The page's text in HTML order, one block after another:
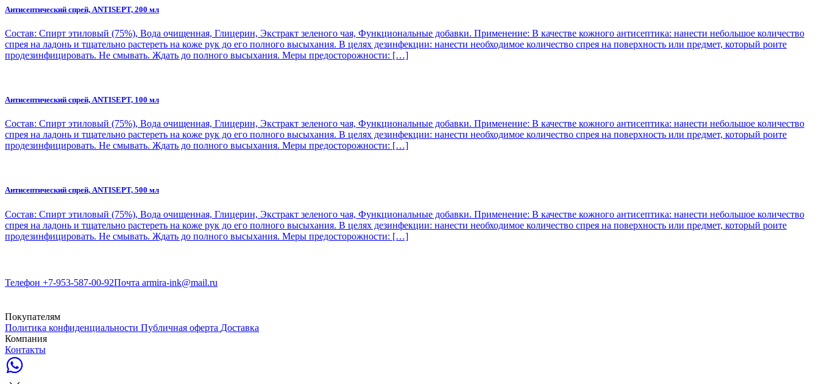
Антисептический спрей, ANTISEPT, 200 мл
Состав: Спирт этиловый (75%), Вода очищенная, Глицерин, Экстракт зеленого чая, Функциональные добавки. Применение: В качестве кожного антисептика: нанести небольшое количество
спрея на ладонь и тщательно растереть на коже рук до его полного высыхания. В целях дезинфекции: нанести необходимое количество спрея на поверхность или предмет, который роите
продезинфицировать. Не смывать. Ждать до полного высыхания. Меры предосторожности: […]
Антисептический спрей, ANTISEPT, 100 мл
Состав: Спирт этиловый (75%), Вода очищенная, Глицерин, Экстракт зеленого чая, Функциональные добавки. Применение: В качестве кожного антисептика: нанести небольшое количество
спрея на ладонь и тщательно растереть на коже рук до его полного высыхания. В целях дезинфекции: нанести необходимое количество спрея на поверхность или предмет, который роите
продезинфицировать. Не смывать. Ждать до полного высыхания. Меры предосторожности: […]
Антисептический спрей, ANTISEPT, 500 мл
Состав: Спирт этиловый (75%), Вода очищенная, Глицерин, Экстракт зеленого чая, Функциональные добавки. Применение: В качестве кожного антисептика: нанести небольшое количество
спрея на ладонь и тщательно растереть на коже рук до его полного высыхания. В целях дезинфекции: нанести необходимое количество спрея на поверхность или предмет, который роите
продезинфицировать. Не смывать. Ждать до полного высыхания. Меры предосторожности: […]
Телефон +7-953-587-00-92Почта armira-ink@mail.ru
Покупателям
Политика конфиденциальности Публичная оферта Доставка
Компания
Контакты